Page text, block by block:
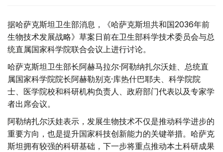
据哈萨克斯坦卫生部消息，《哈萨克斯坦共和国2036年前
生物技术发展战略》草案日前在卫生部科学技术委员会与总
统直属国家科学院联合会议上进行讨论。
哈萨克斯坦卫生部长阿赫马拉尔·阿勒纳扎尔沃娃、总统直
属国家科学院院长阿赫勒别克·库热什巴耶夫、科学院院
士、医学院校和科研机构负责人、政府部门代表以及专家学
者出席会议。
阿勒纳扎尔沃娃表示，发展生物技术不仅是推动科学进步的
重要方向，也是提升国家科技创新能力的关键举措。哈萨克
斯坦拥有较强的科研基础，下一步将重点推动本土科研成果